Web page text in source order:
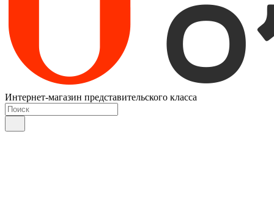
Интернет-магазин представительского класса